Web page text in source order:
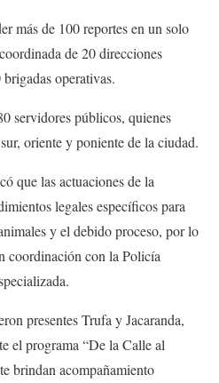
más de 100 reportes en un solo
de 20 direcciones
operativas.
servidores públicos, quienes
oriente y poniente de la ciudad.
que las actuaciones de la
legales específicos para
y el debido proceso, por lo
coordinación con la Policía
presentes Trufa y Jacaranda,
el programa “De la Calle al
brindan acompañamiento